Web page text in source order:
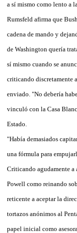
a sí mismo como lento a
Rumsfeld afirma que
cadena de mando y
de Washington quería
sí mismo cuando se
criticando discretamente
enviado. "No debería
vinculó con la Casa
Estado.
"Había demasiados
una fórmula para
Criticando agudamente a
Powell como reinando
reticente a aceptar la
tortazos anónimos al
papel inicial como